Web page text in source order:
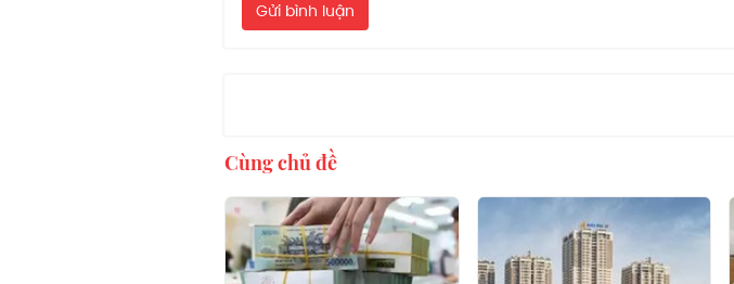
Gửi bình luận
Cùng chủ đề